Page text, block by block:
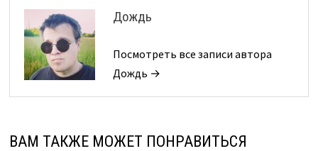
Дождь
Посмотреть все записи автора
Дождь →
ВАМ ТАКЖЕ МОЖЕТ ПОНРАВИТЬСЯ